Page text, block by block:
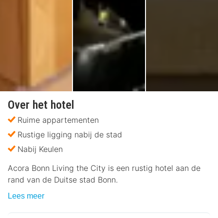
Over het hotel
Ruime appartementen
Rustige ligging nabij de stad
Nabij Keulen
Acora Bonn Living the City is een rustig hotel aan de
rand van de Duitse stad Bonn.
Lees meer